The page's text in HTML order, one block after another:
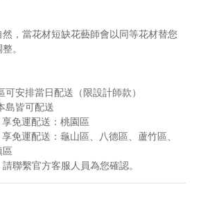
，當花材短缺花藝師會以同等花材替您
。
安排當日配送（限設計師款）
島皆可配送
免運配送：桃園區
免運配送：龜山區、八德區、蘆竹區、
區
聯繫官方客服人員為您確認。